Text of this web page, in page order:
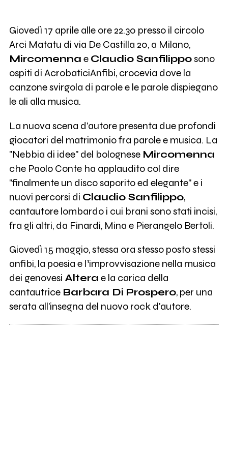
Giovedì 17 aprile alle ore 22.30 presso il circolo
Arci Matatu di via De Castilla 20, a Milano,
Mircomenna e Claudio Sanfilipposono
ospiti di AcrobaticiAnfibi, crocevia dove la
canzone svirgola di parole e le parole dispiegano
le ali alla musica.
La nuova scena d'autore presenta due profondi
giocatori del matrimonio fra parole e musica. La
"Nebbia di idee" del bolognese Mircomenna
che Paolo Conte ha applaudito col dire
"finalmente un disco saporito ed elegante" e i
nuovi percorsi di Claudio Sanfilippo,
cantautore lombardo i cui brani sono stati incisi,
fra gli altri, da Finardi, Mina e Pierangelo Bertoli.
Giovedì 15 maggio, stessa ora stesso posto stessi
anfibi, la poesia e l¹improvvisazione nella musica
dei genovesi Altera e la carica della
cantautrice Barbara Di Prospero, per una
serata all'insegna del nuovo rock d'autore.